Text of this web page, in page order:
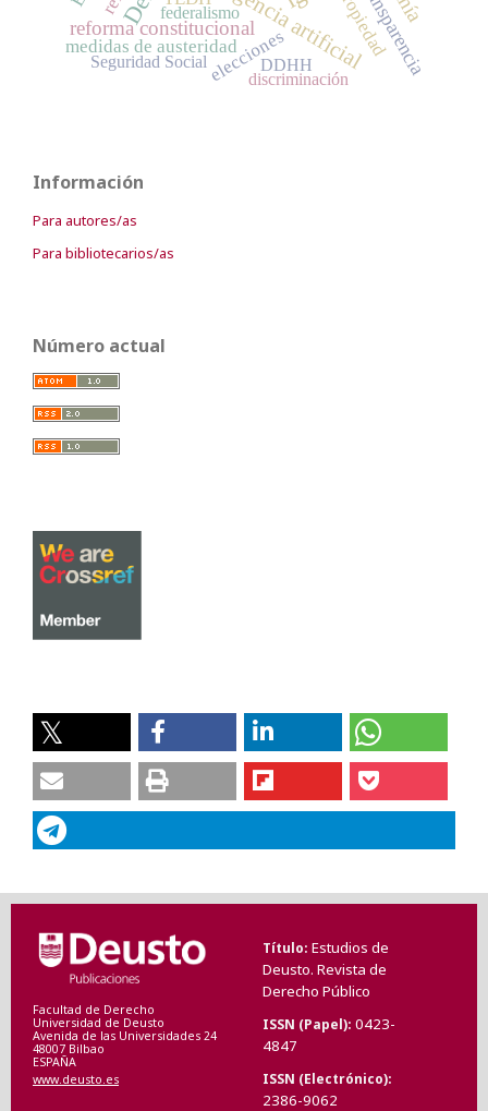
reforma constitucional transparencia
medidas de austeridadelecciones propiedad
federalismo
Seguridad Social
discriminación
DDHH
Información
Para autores/as
Para bibliotecarios/as
Número actual
Facultad de Derecho
Universidad de Deusto
Avenida de las Universidades 24
48007 Bilbao
ESPAÑA
www.deusto.es
Título Estudios de
Deusto. Revista de
Derecho Público
ISSN (Papel) 0423-
4847
ISSN (Electrónico)
2386-9062